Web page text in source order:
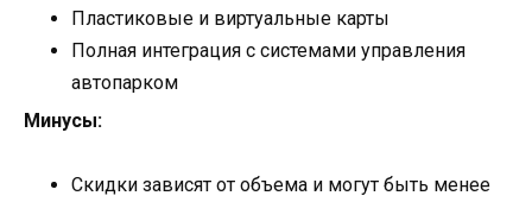
Пластиковые и виртуальные карты
Полная интеграция с системами управления
автопарком
Минусы:
Скидки зависят от объема и могут быть менее